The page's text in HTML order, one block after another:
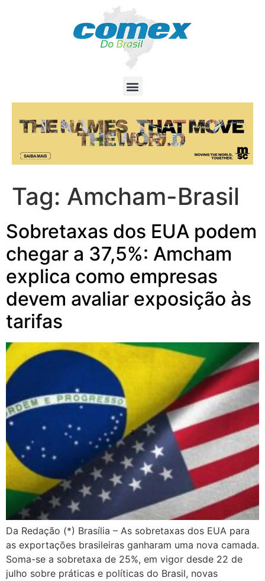
Tag: Amcham-Brasil
Sobretaxas dos EUA podem
chegar a 37,5%: Amcham
explica como empresas
devem avaliar exposição às
tarifas
Da Redação (*) Brasília – As sobretaxas dos EUA para
as exportações brasileiras ganharam uma nova camada.
Soma-se a sobretaxa de 25%, em vigor desde 22 de
julho sobre práticas e políticas do Brasil, novas